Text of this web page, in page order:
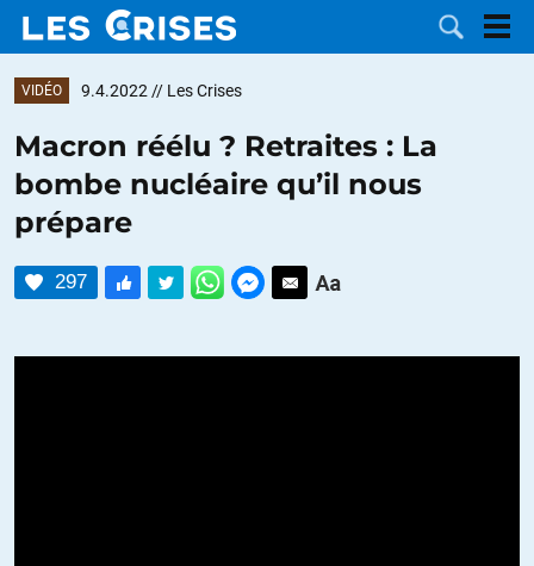
DOSSIERS
CATÉGORIES
VIDÉO 9.4.2022 // Les Crises
Macron réélu ? Retraites : La
bombe nucléaire qu’il nous
prépare
297